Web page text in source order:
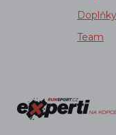
Doplňky
Team